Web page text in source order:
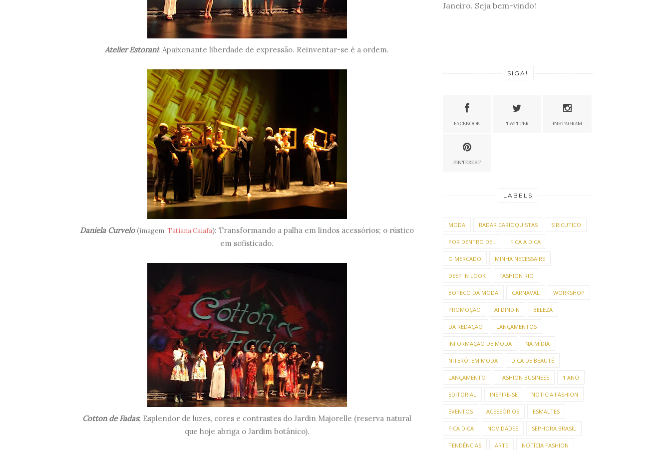
Atelier Estorani: Apaixonante liberdade de expressão. Reinventar-se é a ordem.
Daniela Curvelo(imagem: Tatiana Caiafa): Transformando a palha em lindos acessórios; o rústico
em sofisticado.
Cotton de Fadas: Esplendor de luzes, cores e contrastes do Jardin Majorelle (reserva natural
que hoje abriga o Jardim botânico).
Janeiro. Seja bem-vindo!
SIGA!
FACEBOOK TWITTER INSTAGRAM
PINTEREST
LABELS
MODA RADAR CARIOQUISTAS SIRICUTICO
POR DENTRO DE... FICA A DICA
O MERCADO MINHA NECESSAIRE
DEEP IN LOOK FASHION RIO
BOTECO DA MODA CARNAVAL WORKSHOP
PROMOÇÃO AI DINDIN BELEZA
DA REDAÇÃO LANÇAMENTOS
INFORMAÇÃO DE MODA NA MÍDIA
NITERÓI EM MODA DICA DE BEAUTÉ
LANÇAMENTO FASHION BUSINESS 1 ANO
EDITORIAL INSPIRE-SE NOTICIA FASHION
EVENTOS ACESSÓRIOS ESMALTES
FICA DICA NOVIDADES SEPHORA BRASIL
TENDÊNCIAS ARTE NOTÍCIA FASHION